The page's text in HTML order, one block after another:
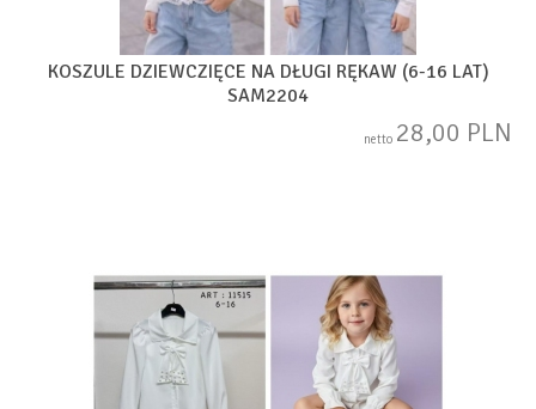
KOSZULE DZIEWCZIĘCE NA DŁUGI RĘKAW (6-16 LAT)
SAM2204
netto 28,00 PLN